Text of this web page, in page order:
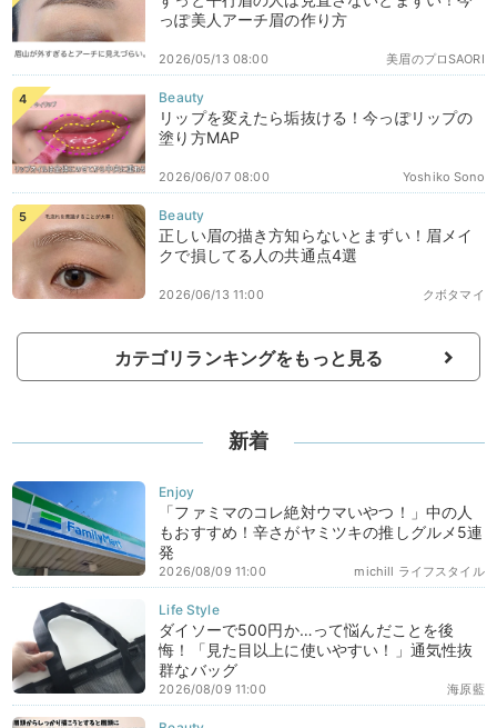
っぽ美人アーチ眉の作り方
美眉のプロSAORI
2026/05/13 08:00
リップを変えたら垢抜ける！今っぽリップの
塗り方MAP
Yoshiko Sono
2026/06/07 08:00
正しい眉の描き方知らないとまずい！眉メイ
クで損してる人の共通点4選
クボタマイ
2026/06/13 11:00
カテゴリランキングをもっと見る
新着
「ファミマのコレ絶対ウマいやつ！」中の人
もおすすめ！辛さがヤミツキの推しグルメ5連
発
michill ライフスタイル
2026/08/09 11:00
ダイソーで500円か…って悩んだことを後
悔！「見た目以上に使いやすい！」通気性抜
群なバッグ
海原藍
2026/08/09 11:00